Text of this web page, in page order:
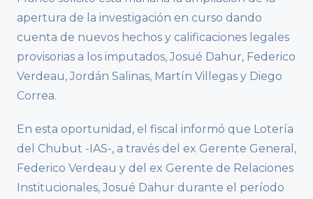
apertura de la investigación en curso dando
cuenta de nuevos hechos y calificaciones legales
provisorias a los imputados, Josué Dahur, Federico
Verdeau, Jordán Salinas, Martín Villegas y Diego
Correa.
En esta oportunidad, el fiscal informó que Lotería
del Chubut -IAS-, a través del ex Gerente General,
Federico Verdeau y del ex Gerente de Relaciones
Institucionales, Josué Dahur durante el período